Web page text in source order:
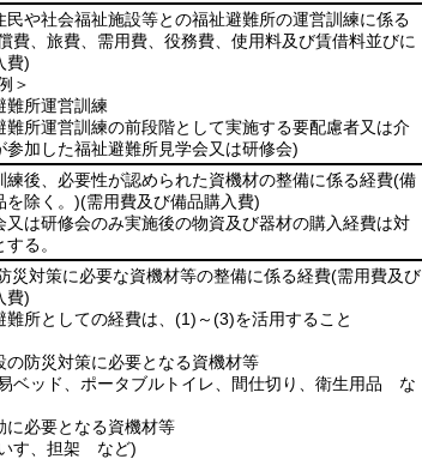
や社会福祉施設等との福祉避難所の運営訓練に係る
費、旅費、需用費、役務費、使用料及び賃借料並びに
費)
＞
難所運営訓練
難所運営訓練の前段階として実施する要配慮者又は介
参加した福祉避難所見学会又は研修会)
後、必要性が認められた資機材の整備に係る経費(備
を除く。)(需用費及び備品購入費)
は研修会のみ実施後の物資及び器材の購入経費は対
る。
災対策に必要な資機材等の整備に係る経費(需用費及び
費)
所としての経費は、 (1) ～(3)を活用すること
防災対策に必要となる資機材等
ベッド、ポータブルトイレ、間仕切り、衛生用品 な
必要となる資機材等
す、担架 など)